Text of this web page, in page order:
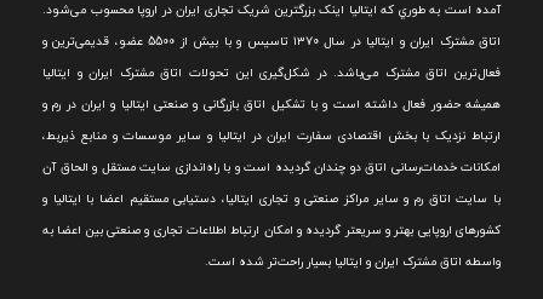
آمده است به طوري که ايتاليا اينک بزرگترين شريک تجاری ايران در اروپا محسوب می‌شود.
اتاق مشترک ایران و ایتالیا در سال ۱۳۷۰ تاسیس و با بیش از 5500 عضو، قدیمی‌ترین و
فعال‌ترین اتاق مشترک می‌باشد.در شکل‌گيری اين تحولات اتاق مشترک ايران و ايتاليا
هميشه حضور فعال داشته است و با تشکيل اتاق بازرگانی و صنعتی ايتاليا و ايران در رم و
ارتباط نزديک با بخش اقتصادی سفارت ايران در ايتاليا و ساير موسسات و منابع ذيربط،
امکانات خدمات‌رسانی اتاق دو چندان گرديده است و با راه‌اندازی سايت مستقل و الحاق آن
با سايت اتاق رم و ساير مراکز صنعتی و تجاری ايتاليا، دستيابی مستقيم اعضا با ايتاليا و
کشورهای اروپایی بهتر و سريعتر گرديده و امکان ارتباط اطلاعات تجاری و صنعتی بين اعضا به
واسطه اتاق مشترک ایران و ایتالیا بسیار راحت‌تر شده است.